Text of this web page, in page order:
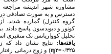
دسترس و به ‌صورت تصادفی در
گروه کنترل) گمارده شدند.
کونور و دیویدسون پاسخ دادند.
تحلیل کوواریانس تک متغیری
یافته‌ها:نتایج نشان داد که زوج
۰/۳۲۵=
𝝶۲) و زوج ‌درمانی رفتاری ترکیبی (۳۱/۹۸۸=